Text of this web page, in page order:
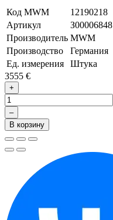
Код MWM
12190218
Артикул
З00006848
Производитель MWM
Производство
Германия
Ед. измерения
Штука
3555 €
+
–
В корзину